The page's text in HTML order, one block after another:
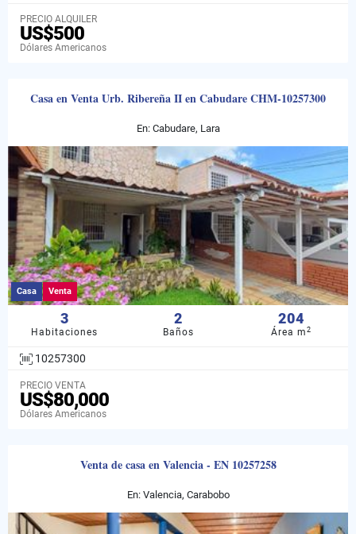
PRECIO ALQUILER
US$500
Dólares Americanos
Casa en Venta Urb. Ribereña II en Cabudare CHM-10257300
En: Cabudare, Lara
Casa Venta
3
Habitaciones
2
Baños
204
Área m2
10257300
PRECIO VENTA
US$80,000
Dólares Americanos
Venta de casa en Valencia - EN 10257258
En: Valencia, Carabobo